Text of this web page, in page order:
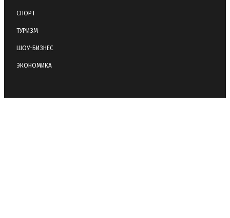
СПОРТ
ТУРИЗМ
ШОУ-БИЗНЕС
ЭКОНОМИКА